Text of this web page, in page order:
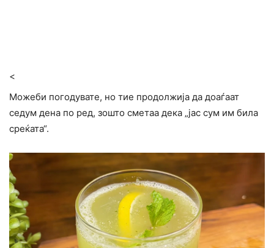
<
Можеби погодувате, но тие продолжија да доаѓаат
седум дена по ред, зошто сметаа дека „јас сум им била
среќата“.